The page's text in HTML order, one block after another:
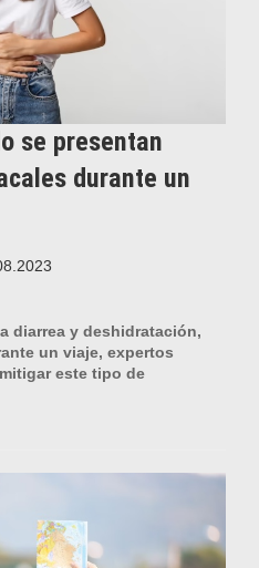
se presentan
durante un
diarrea y deshidratación,
un viaje, expertos
este tipo de